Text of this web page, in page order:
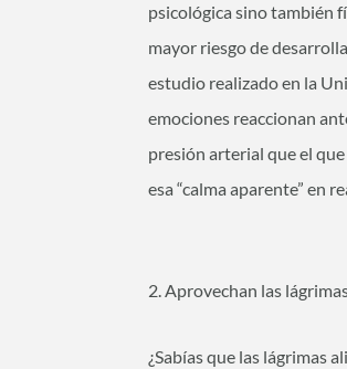
psicológica sino también
mayor riesgo de
estudio realizado en la
emociones reaccionan
presión arterial que el
esa “calma aparente” en
2. Aprovechan las
¿Sabías que las lágrimas